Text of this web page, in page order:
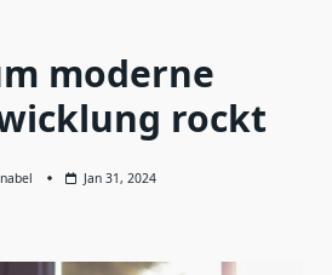
moderne
rockt
Jan 31, 2024